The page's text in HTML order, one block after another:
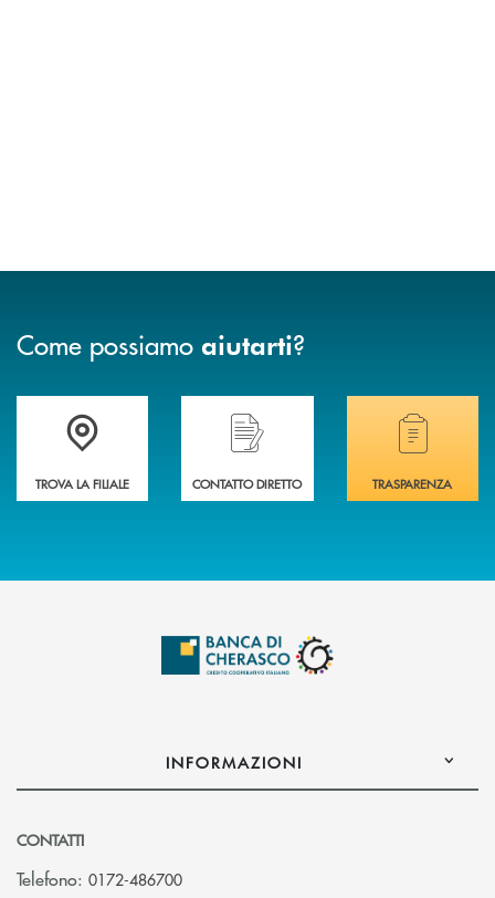
Come possiamo aiutarti?
Accedi all' elenco completo delle filiali .
TROVA LA FILIALE
Hai bisogno di assistenza immediata?
CONTATTO DIRETTO
Hai bisogno di
TRASPARENZA
INFORMAZIONI
CONTATTI
Telefono: 0172-486700